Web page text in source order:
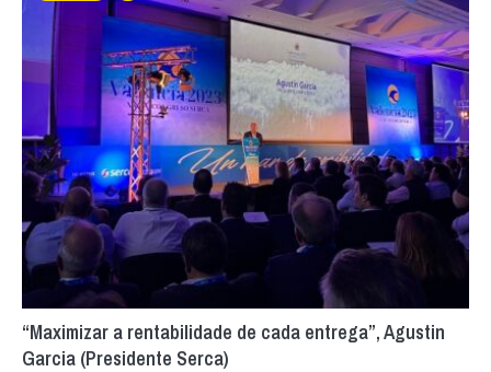
“Maximizar a rentabilidade de cada entrega”, Agustin
Garcia (Presidente Serca)